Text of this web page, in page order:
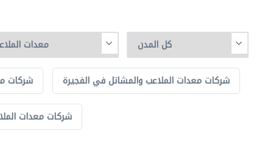
شركات شركات معدات الملاعب والمشاتل في الفجيرة
شركات معدات